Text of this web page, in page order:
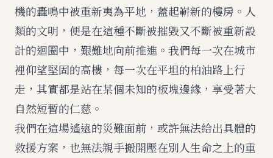
機的轟鳴中被重新夷為平地，蓋起嶄新的樓房。人
類的文明，便是在這種不斷被摧毀又不斷被重新設
計的迴圈中，艱難地向前推進。我們每一次在城市
裡仰望堅固的高樓，每一次在平坦的柏油路上行
走，其實都是站在某個未知的板塊邊緣，享受著大
自然短暫的仁慈。
我們在這場遙遠的災難面前，或許無法給出具體的
救援方案，也無法親手搬開壓在別人生命之上的重